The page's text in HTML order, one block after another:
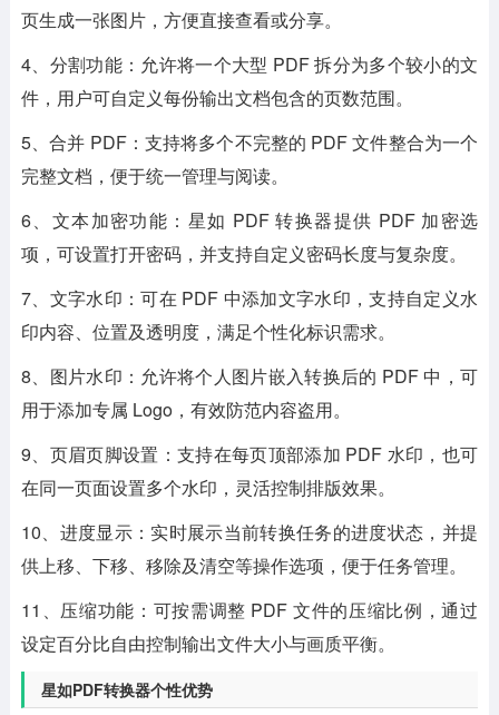
页生成一张图片，方便直接查看或分享。
4、分割功能：允许将一个大型 PDF 拆分为多个较小的文
件，用户可自定义每份输出文档包含的页数范围。
5、合并 PDF：支持将多个不完整的 PDF 文件整合为一个
完整文档，便于统一管理与阅读。
6、文本加密功能：星如 PDF 转换器提供 PDF 加密选
项，可设置打开密码，并支持自定义密码长度与复杂度。
7、文字水印：可在 PDF 中添加文字水印，支持自定义水
印内容、位置及透明度，满足个性化标识需求。
8、图片水印：允许将个人图片嵌入转换后的 PDF 中，可
用于添加专属 Logo，有效防范内容盗用。
9、页眉页脚设置：支持在每页顶部添加 PDF 水印，也可
在同一页面设置多个水印，灵活控制排版效果。
10、进度显示：实时展示当前转换任务的进度状态，并提
供上移、下移、移除及清空等操作选项，便于任务管理。
11、压缩功能：可按需调整 PDF 文件的压缩比例，通过
设定百分比自由控制输出文件大小与画质平衡。
星如PDF转换器个性优势